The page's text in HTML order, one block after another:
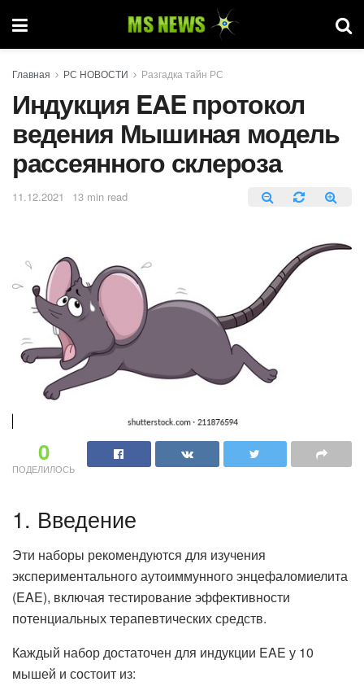
Главная РС НОВОСТИ Разгадка тайн РС
Индукция EAE протокол
ведения Мышиная модель
рассеянного склероза
11.12.2021 13 min read
0
ПОДЕЛИЛОСЬ
1. Введение
Эти наборы рекомендуются для изучения
экспериментального аутоиммунного энцефаломиелита
(EAE), включая тестирование эффективности
потенциальных терапевтических средств.
Каждый набор достаточен для индукции EAE у 10
мышей и состоит из: